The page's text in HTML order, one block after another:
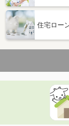
住宅ロー